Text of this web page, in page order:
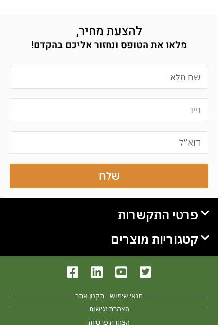
להצעת מחיר,
מלאו את הטופס ונחזור אליכם בהקדם!
שלח
פרטי התקשרות
קטגוריות מוצרים
תנאי שימוש - תקנון אתר
הצהרת נגישות
הצהרת פרטיות